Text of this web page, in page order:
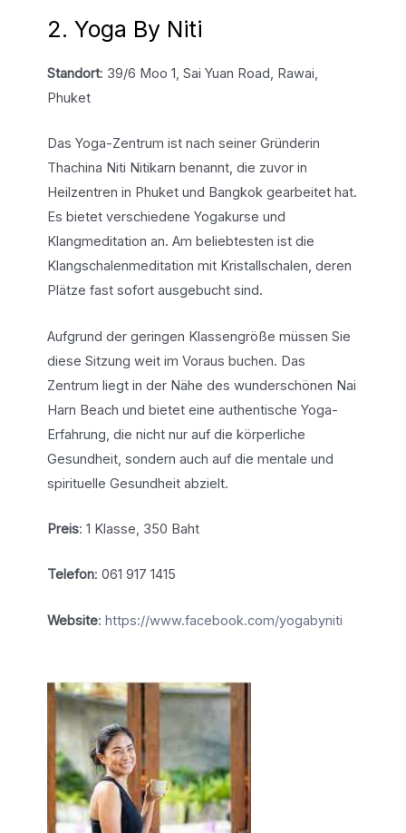
2. Yoga By Niti
Standort: 39/6 Moo 1, Sai Yuan Road, Rawai,
Phuket
Das Yoga-Zentrum ist nach seiner Gründerin
Thachina Niti Nitikarn benannt, die zuvor in
Heilzentren in Phuket und Bangkok gearbeitet hat.
Es bietet verschiedene Yogakurse und
Klangmeditation an. Am beliebtesten ist die
Klangschalenmeditation mit Kristallschalen, deren
Plätze fast sofort ausgebucht sind.
Aufgrund der geringen Klassengröße müssen Sie
diese Sitzung weit im Voraus buchen. Das
Zentrum liegt in der Nähe des wunderschönen Nai
Harn Beach und bietet eine authentische Yoga-
Erfahrung, die nicht nur auf die körperliche
Gesundheit, sondern auch auf die mentale und
spirituelle Gesundheit abzielt.
Preis: 1 Klasse, 350 Baht
Telefon: 061 917 1415
Website: https://www.facebook.com/yogabyniti